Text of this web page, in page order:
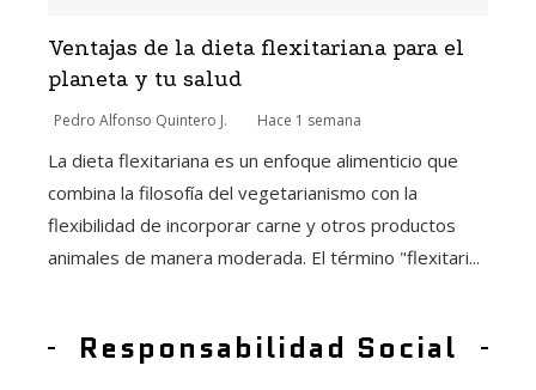
Ventajas de la dieta flexitariana para el
planeta y tu salud
Pedro Alfonso Quintero J. Hace 1 semana
La dieta flexitariana es un enfoque alimenticio que
combina la filosofía del vegetarianismo con la
flexibilidad de incorporar carne y otros productos
animales de manera moderada. El término "flexitari...
Responsabilidad Social